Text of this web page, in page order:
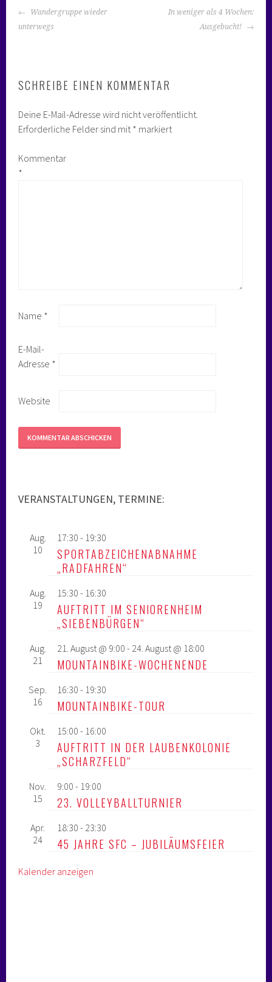
BEITRAGS-
NAVIGATION
Wandergruppe wieder
unterwegs
In weniger als 4 Wochen:
Ausgebucht!
SCHREIBE EINEN KOMMENTAR
Deine E-Mail-Adresse wird nicht veröffentlicht.
Erforderliche Felder sind mit* markiert
Kommentar
*
Name *
E-Mail-
Adresse *
Website
VERANSTALTUNGEN, TERMINE:
Aug.
10
17:30 - 19:30
SPORTABZEICHENABNAHME
„RADFAHREN“
Aug.
19
15:30 - 16:30
AUFTRITT IM SENIORENHEIM
„SIEBENBÜRGEN“
Aug.
21
21. August @ 9:00 - 24. August @ 18:00
MOUNTAINBIKE-WOCHENENDE
Sep.
16
16:30 - 19:30
MOUNTAINBIKE-TOUR
Okt.
3
15:00 - 16:00
AUFTRITT IN DER LAUBENKOLONIE
„SCHARZFELD“
Nov.
15
9:00 - 19:00
23. VOLLEYBALLTURNIER
Apr.
24
18:30 - 23:30
45 JAHRE SFC – JUBILÄUMSFEIER
Kalender anzeigen